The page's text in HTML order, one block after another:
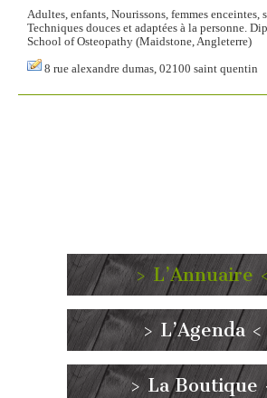
Adultes, enfants, Nourissons, femmes enceintes,
Techniques douces et adaptées à la personne.
School of Osteopathy (Maidstone, Angleterre)
8 rue alexandre dumas, 02100 saint quentin
> L’Annuaire
> L’Agenda <
> La Boutique